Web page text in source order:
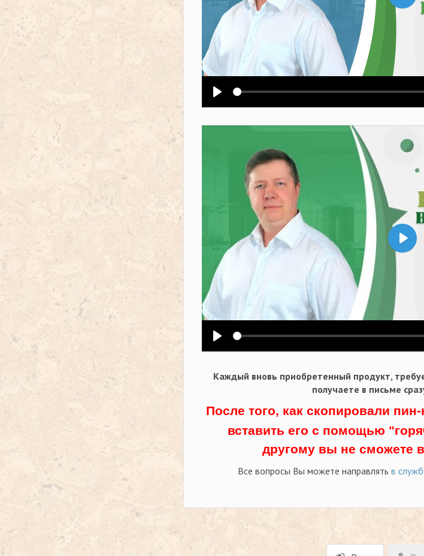
Воспроизвести
Воспроизвести
Каждый вновь приобретенный продукт,
получаете в письме
После того, как скопировали
вставить его с помощью
другому вы не сможете
Все вопросы Вы можете направлять в